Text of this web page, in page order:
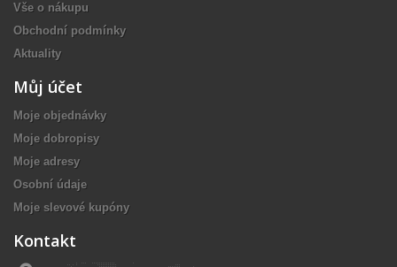
Vše o nákupu
Obchodní podmínky
Aktuality
Můj účet
Moje objednávky
Moje dobropisy
Moje adresy
Osobní údaje
Moje slevové kupóny
Kontakt